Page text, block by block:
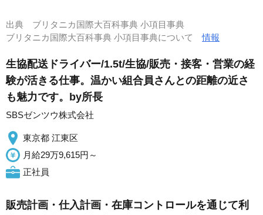
出典 ブリタニカ国際大百科事典 小項目事典
ブリタニカ国際大百科事典 小項目事典について情報
生協配送ドライバー/1.5t/生協/販売・接客・営業の経
験が活きる仕事。温かい組合員さんとの距離の近さ
も魅力です。by所長
SBSゼンツウ株式会社
東京都 江東区
月給29万9,615円～
正社員
販売計画・仕入計画・在庫コントロールを通じて利